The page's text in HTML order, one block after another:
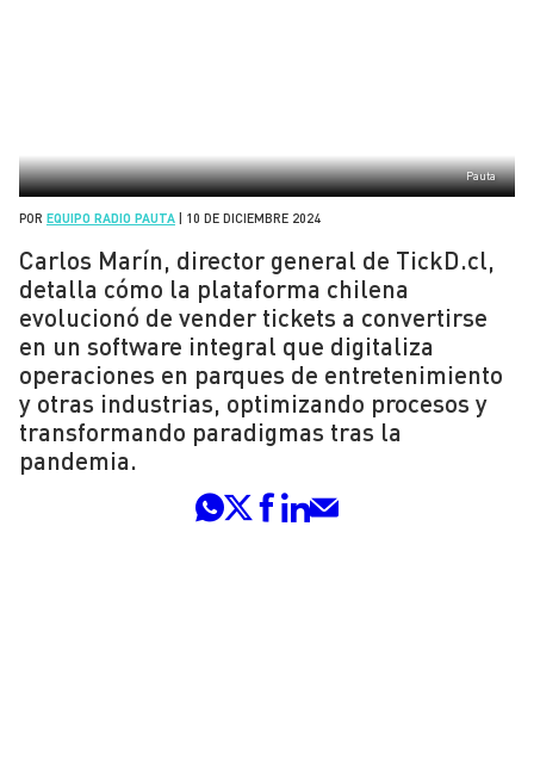
Pauta
POR EQUIPO RADIO PAUTA 10 DE DICIEMBRE 2024
Carlos Marín, director general de TickD.cl,
detalla cómo la plataforma chilena
evolucionó de vender tickets a convertirse
en un software integral que digitaliza
operaciones en parques de entretenimiento
y otras industrias, optimizando procesos y
transformando paradigmas tras la
pandemia.